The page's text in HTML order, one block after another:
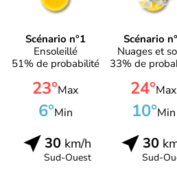
Scénario n°1
Ensoleillé
51% de probabilité
23°Max
6°Min
30km/h
Sud-Ouest
Scénario
Nuages et
33% de
24°Max
10°Min
30
Sud-